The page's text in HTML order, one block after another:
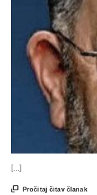
[...]
 Pročitaj čitav članak